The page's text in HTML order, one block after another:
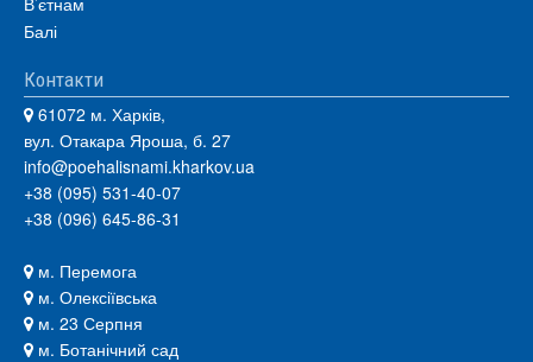
Балі
Контакти
61072 м. Харків,
вул. Отакара Яроша, б. 27
info@poehalisnami.kharkov.ua
+38 (095) 531-40-07
+38 (096) 645-86-31
м. Перемога
м. Олексіївська
м. 23 Серпня
м. Ботанічний сад